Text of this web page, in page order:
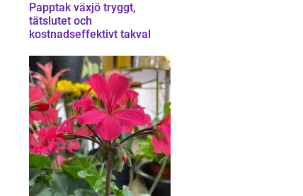
Papptak växjö tryggt,
tätslutet och
kostnadseffektivt takval